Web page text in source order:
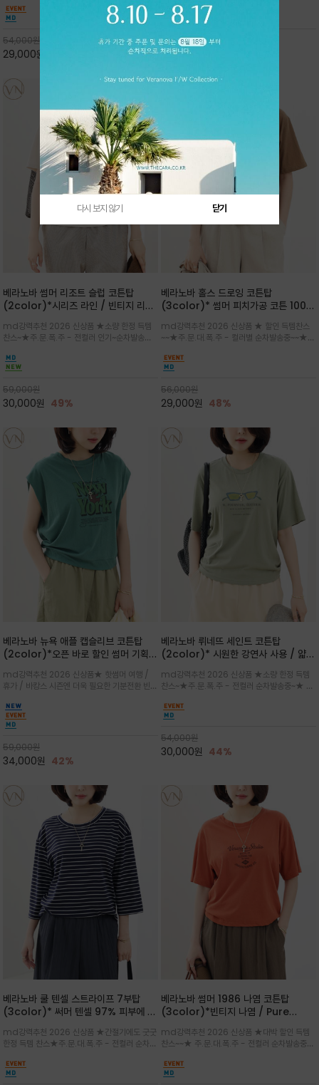
안함을 동시에 느낄수 있으며 차분하고 필요한
컬러웨이로 단독 또는 린넨 자켓/ 여름점퍼 안에
코디하기 만능템 입니다^^
54,000원
29,000원
핏 강연티셔츠
한 착용감을 선사하며, 자연스럽게 떨어지는 실루
엣이 편안하며 ★도회적인 무드로 루즈하게 단독
65,000원
30,000
베라노바 썸머 리조트 슬럽 코튼탑
(2color)*시리즈 라인 / 빈티지 리조
는 가벼운 코튼 터치의 반팔 티셔츠입니
다
md강력추천 2026 신상품 ★소량 한정 득템
찬스~★주.문.폭.주 - 전컬러 인기~순차발송중
아(Sepia)나 파스텔 톤의 해변 풍경으로 세련
된 뮤트톤 컬러 팔레트로 빈티지한 무드의 선샤
인 프린트가 더해져 담백하면서도 감각
59,000원
30,000원 49%
베라노바 홀스 드로잉 코튼탑
(3color)* 썸머 피치가공 코튼 100프
의 미를 살려 말의 윤곽선만 스케치하여
감성을 담은 아이템
md강력추천 2026 신상품 ★ 할인 득템찬스
~~★주.문.대.폭.주 - 컬러별 순차발송중~~★프
말(Horse) 드로잉 티셔츠는 여유로운 실루엣과
감각적인 아트워크로 고급스러운 여름 스타일링
을 완성할 수 있습니다
56,000원
29,000원 48%
베라노바 뉴욕 애플 캡슬리브 코튼탑
(2color)*오픈 바로 할인 썸머 기획
★ 한정수량 제작 ★ 강연 코튼으로 빈
티지 프린트로 여름 하의와 모두 잘어울
리는 그래픽
md강력추천 2026 신상품★ 핫썸머 여행 /
휴가 / 바캉스 시즌엔 더욱 필요한 기분전환 빈티
부에 산뜻하게 닿는 프리미엄 /답답함 없는 라운
드 넥라인과 자연스럽게 어깨를 감싸는 캡슬리브
디자인이 팔 라인을 더욱 날씬
59,000원
34,000원 42%
베라노바 뤼네뜨 세인트 코튼탑
(2color)* 시원한 강연사 사용 / 얇고
피부에 잘 달라붙지 않아 통기성이 탁월
md강력추천 2026 신상품 ★소량 한정 득템
찬스~★주.문.폭.주 - 전컬러 순차발송중~★ 감
라인과 여유 있는 스탠다드 핏으로 부담 없이 착
용/과하지 않은 프린트 디테일이 룩에 세련된 위
트를 더해 데일리 룩에 포인트
54,000원
30,000원 44%
베라노바 쿨 텐셀 스트라이프 7부탑
(3color)* 써머 텐셀 97% 피부에 닿
소재
md강력추천 2026 신상품 ★간절기에도 굿굿
한정 득템 찬스★주.문.대.폭.주 - 전컬러 순차발
있는 드롭숄더와 7부 소매가 더해져 팔 라인을
자연스럽게 커버해주는 아이템/얇고 가벼운 터
베라노바 썸머 1986 나염 코튼탑
(3color)*빈티지 나염 / Pure
어도 룩에 감도가 살아나는 베라노바 스
튜디오 티셔츠
md강력추천 2026 신상품 ★대박 할인 득템
찬스~~★ 주.문.대.폭.주 - 전컬러 순차발송중
유 있는 핏과 경쾌한 기장감이 자연스럽게 체형
을 커버/빈티지한 레터링 프린트가 은근한 포인
다시 보지 않기 닫기